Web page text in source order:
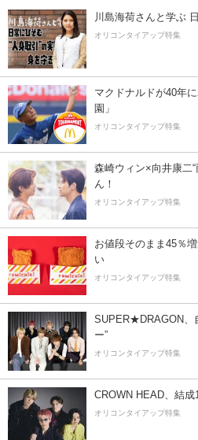
川島海荷さんと学ぶ
オリコンタイアップ特集
マクドナルドが40年
園」
オリコンタイアップ特集
森崎ウィン×向井康二
ん！
オリコンタイアップ特集
お値段そのまま45％
い
オリコンタイアップ特集
SUPER★DRAGON、
ー”
オリコンタイアップ特集
CROWN HEAD、結成
オリコンタイアップ特集